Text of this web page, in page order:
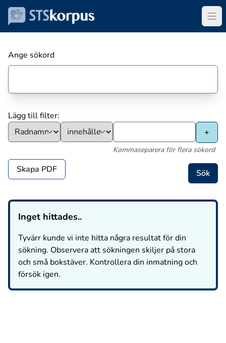
Ange sökord
Lägg till filter:
Kommaseparera för flera sökord
Skapa PDF
Inget hittades..
Tyvärr kunde vi inte hitta några resultat för din
sökning. Observera att sökningen skiljer på stora
och små bokstäver. Kontrollera din inmatning och
försök igen.